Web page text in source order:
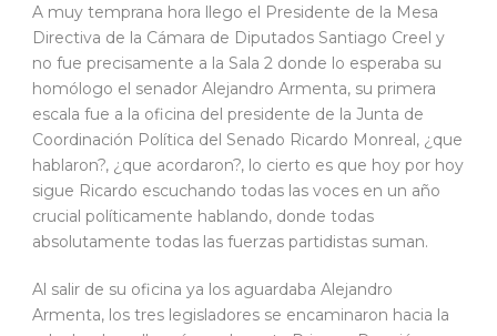
A muy temprana hora llego el Presidente de la Mesa
Directiva de la Cámara de Diputados Santiago Creel y
no fue precisamente a la Sala 2 donde lo esperaba su
homólogo el senador Alejandro Armenta, su primera
escala fue a la oficina del presidente de la Junta de
Coordinación Política del Senado Ricardo Monreal, ¿que
hablaron?, ¿que acordaron?, lo cierto es que hoy por hoy
sigue Ricardo escuchando todas las voces en un año
crucial políticamente hablando, donde todas
absolutamente todas las fuerzas partidistas suman.
Al salir de su oficina ya los aguardaba Alejandro
Armenta, los tres legisladores se encaminaron hacia la